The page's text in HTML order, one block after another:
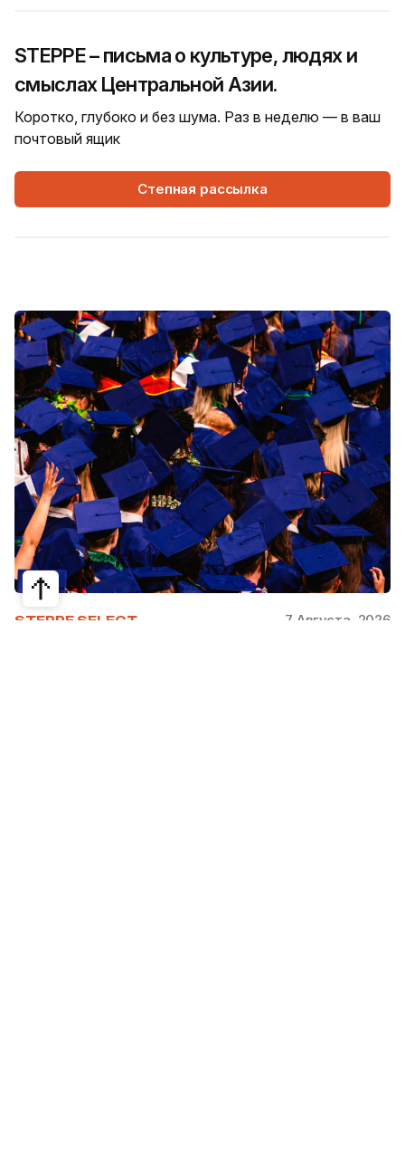
STEPPE – письма о культуре, людях и
смыслах Центральной Азии.
Коротко, глубоко и без шума. Раз в неделю — в ваш
почтовый ящик
Степная рассылка
STEPPE SELECT 7 Августа, 2026